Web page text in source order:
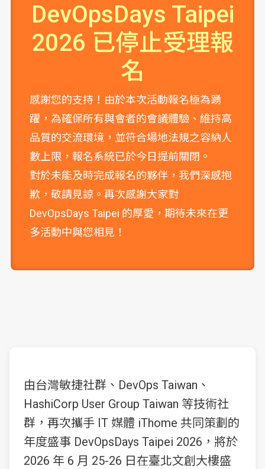
DevOpsDays Taipei
2026 已停止受理報
名
感謝您的支持！由於本次活動報名極為踴
躍，為確保所有與會者的會議體驗、維持高
品質的交流環境，並符合場地法規之容納人
數上限，報名系統已於今日提前關閉。
對於未能及時完成報名的夥伴，我們深感抱
歉，敬請見諒。再次感謝大家對
DevOpsDays Taipei 的厚愛，期待未來在更
多活動中與您相見！
由台灣敏捷社群、DevOps Taiwan、
HashiCorp User Group Taiwan 等技術社
群，再次攜手 IT 媒體 iThome 共同策劃的
年度盛事 DevOpsDays Taipei 2026，將於
2026 年 6 月 25-26 日在臺北文創大樓盛